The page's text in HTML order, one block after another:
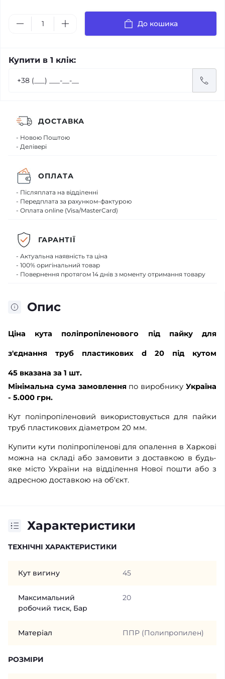
До кошика
Купити в 1 клік:
Опис
Ціна кута поліпропіленового під пайку для
з'єднання труб пластикових d 20 під кутом
45 вказана за 1 шт.
Мінімальна сума замовлення по виробникуУкраїна
- 5.000 грн.
Кут поліпропіленовий використовується для пайки
труб пластикових діаметром 20 мм.
Купити кути поліпропіленові для опалення в Харкові
можна на складі або замовити з доставкою в будь-
яке місто України на відділення Нової пошти або з
адресною доставкою на об'єкт.
Характеристики
ТЕХНІЧНІ ХАРАКТЕРИСТИКИ
Кут вигину 45
Максимальний
робочий тиск, Бар
20
Матеріал ППР (Полипропилен)
РОЗМІРИ
ДОСТАВКА
- Новою Поштою
- Делівері
ОПЛАТА
- Післяплата на відділенні
- Передплата за рахунком-фактурою
- Оплата online (Visa/MasterCard)
ГАРАНТІЇ
- Актуальна наявність та ціна
- 100% оригінальний товар
- Повернення протягом 14 днів з моменту отримання товару